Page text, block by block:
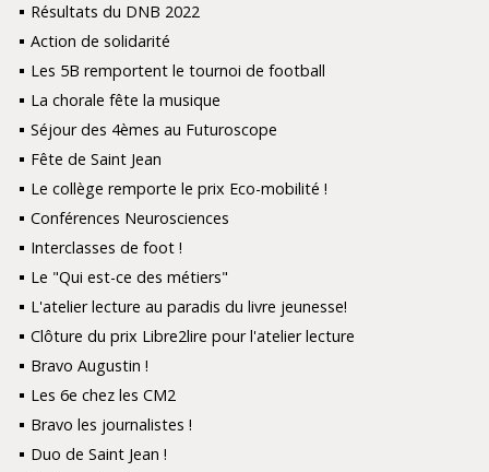
Résultats du DNB 2022
Action de solidarité
Les 5B remportent le tournoi de football
La chorale fête la musique
Séjour des 4èmes au Futuroscope
Fête de Saint Jean
Le collège remporte le prix Eco-mobilité !
Conférences Neurosciences
Interclasses de foot !
Le "Qui est-ce des métiers"
L'atelier lecture au paradis du livre jeunesse!
Clôture du prix Libre2lire pour l'atelier lecture
Bravo Augustin !
Les 6e chez les CM2
Bravo les journalistes !
Duo de Saint Jean !